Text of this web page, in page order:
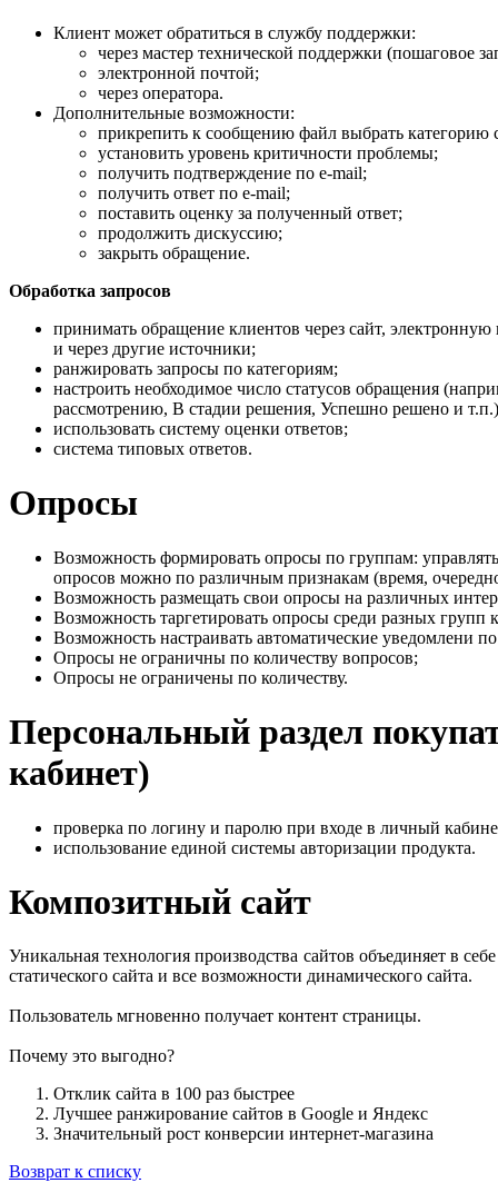
Клиент может обратиться в службу поддержки:
через мастер технической поддержки (пошаговое
электронной почтой;
через оператора.
Дополнительные возможности:
прикрепить к сообщению файл выбрать категорию
установить уровень критичности проблемы;
получить подтверждение по e-mail;
получить ответ по e-mail;
поставить оценку за полученный ответ;
продолжить дискуссию;
закрыть обращение.
Обработка запросов
принимать обращение клиентов через сайт,
и через другие источники;
ранжировать запросы по категориям;
настроить необходимое число статусов обращения
рассмотрению, В стадии решения, Успешно решено и
использовать систему оценки ответов;
система типовых ответов.
Опросы
Возможность формировать опросы по группам:
опросов можно по различным признакам (время,
Возможность размещать свои опросы на различных
Возможность таргетировать опросы среди разных групп
Возможность настраивать автоматические уведомлени
Опросы не ограничны по количеству вопросов;
Опросы не ограничены по количеству.
Персональный раздел
кабинет)
проверка по логину и паролю при входе в личный
использование единой системы авторизации продукта.
Композитный сайт
Уникальная технология производства сайтов объединяет в
статического сайта и все возможности динамического сайта.
Пользователь мгновенно получает контент страницы.
Почему это выгодно?
Отклик сайта в 100 раз быстрее
Лучшее ранжирование сайтов в Google и Яндекс
Значительный рост конверсии интернет-магазина
Возврат к списку